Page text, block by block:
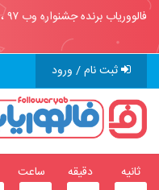
فالووریاب برنده جشنواره وب ۹۷ ، ۹۸ و ۱۴۰۰
ثبت نام / ورود
ثانیه دقیقه ساعت